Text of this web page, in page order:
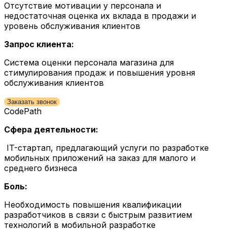
Отсутствие мотивации у персонала и
недостаточная оценка их вклада в продажи и
уровень обслуживания клиентов
Запрос клиента:
Система оценки персонала магазина для
стимулирования продаж и повышения уровня
обслуживания клиентов
Заказать звонок
CodePath
Сфера деятельности:
IT-стартап, предлагающий услуги по разработке
мобильных приложений на заказ для малого и
среднего бизнеса
Боль:
Необходимость повышения квалификации
разработчиков в связи с быстрым развитием
технологий в мобильной разработке